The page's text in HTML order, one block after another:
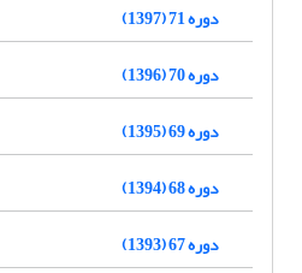
دوره 71 (1397)
دوره 70 (1396)
دوره 69 (1395)
دوره 68 (1394)
دوره 67 (1393)